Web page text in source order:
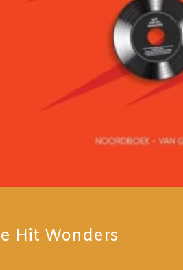
Hit Wonders